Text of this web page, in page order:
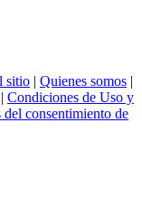
sitio | Quienes somos |
| Condiciones de Uso y
del consentimiento de